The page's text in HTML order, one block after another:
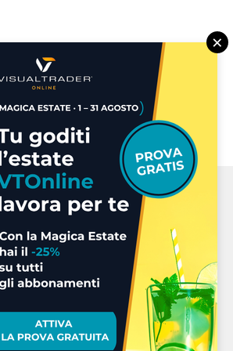
per noi
e molto utili! »
×